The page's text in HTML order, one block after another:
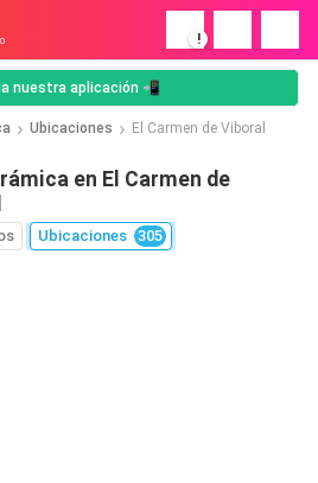
!
nuestra aplicación 📲
Ubicaciones El Carmen de Viboral
en El Carmen de
Ubicaciones 305